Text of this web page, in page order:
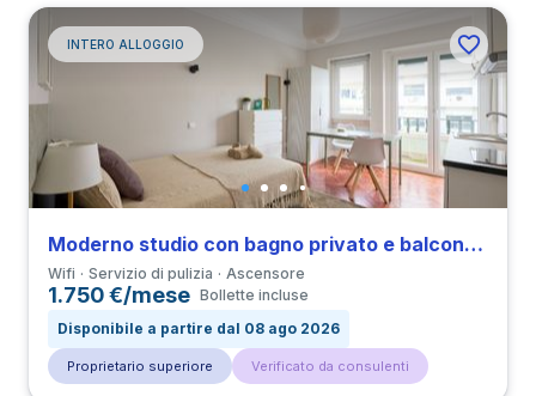
INTERO ALLOGGIO
Moderno studio con bagno privato e balcone in Marquês de Pombal vicino a all’Università UAL
Wifi Servizio di pulizia Ascensore
1.750 €/mese Bollette incluse
Disponibile a partire dal 08 ago 2026
Proprietario superiore Verificato da consulenti